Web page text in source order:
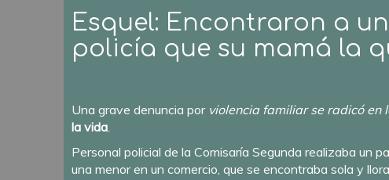
Esquel: Encontraron a
policía que su mamá la
Una grave denuncia por violencia familiar se radicó
la vida
Personal policial de la Comisaría Segunda realizaba un
una menor en un comercio, que se encontraba sola y